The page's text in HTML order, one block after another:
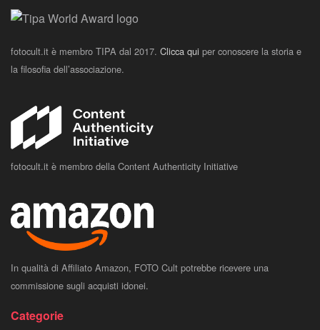
fotocult.it è membro TIPA dal 2017. Clicca qui per conoscere la storia e
la filosofia dell’associazione.
fotocult.it è membro della Content Authenticity Initiative
In qualità di Affiliato Amazon, FOTO Cult potrebbe ricevere una
commissione sugli acquisti idonei.
Categorie